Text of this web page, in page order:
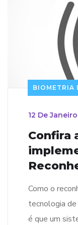
BIOMETRIA
12 De
Confira
Como o
tecnologia
é que um